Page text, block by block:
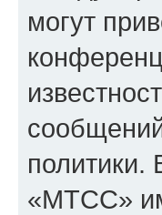
могут
политики.
«МТСС»